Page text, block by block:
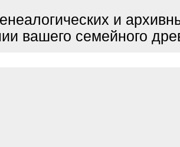
и
вашего семейного